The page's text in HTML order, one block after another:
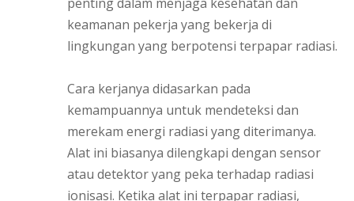
keamanan pekerja yang bekerja di
lingkungan yang berpotensi terpapar radiasi.
Cara kerjanya didasarkan pada
kemampuannya untuk mendeteksi dan
merekam energi radiasi yang diterimanya.
Alat ini biasanya dilengkapi dengan sensor
atau detektor yang peka terhadap radiasi
ionisasi. Ketika alat ini terpapar radiasi,